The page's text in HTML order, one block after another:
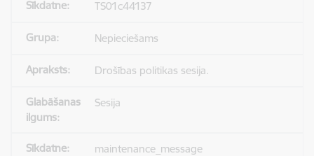
TS01c44137
Nepieciešams
Drošības politikas sesija.
Sesija
maintenance_message